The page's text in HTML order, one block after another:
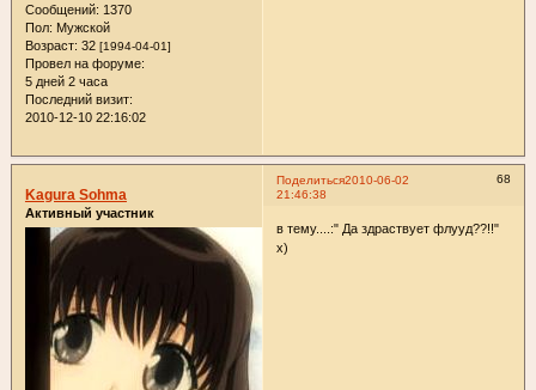
Сообщений: 1370
Пол: Мужской
Возраст: 32 [1994-04-01]
Провел на форуме:
5 дней 2 часа
Последний визит:
2010-12-10 22:16:02
Поделиться 68
2010-06-02
21:46:38
Kagura Sohma
Активный участник
в тему....:" Да здраствует флууд??!!"
х)